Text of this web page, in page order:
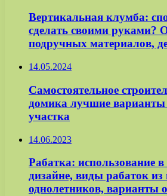
Вертикальная клумба:
сделать своими руками?
подручных материалов,
14.05.2024
Самостоятельное
домика лучшие варианты
участка
14.06.2023
Рабатка: использование
дизайне, виды рабаток
однолетников, варианты